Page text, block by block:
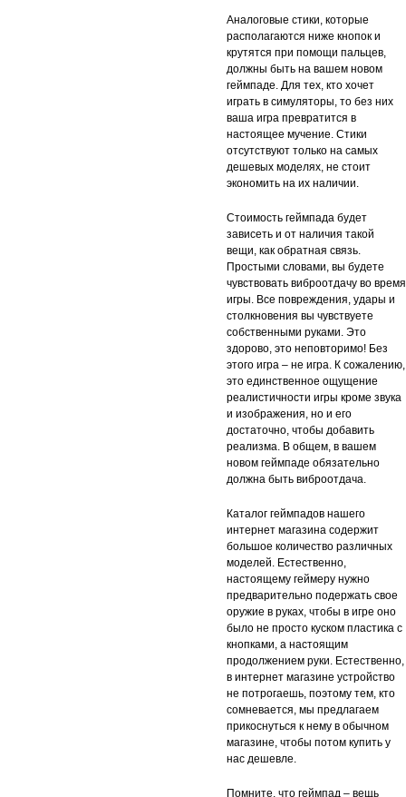
Аналоговые стики, которые
располагаются ниже кнопок и
крутятся при помощи пальцев,
должны быть на вашем новом
геймпаде. Для тех, кто хочет
играть в симуляторы, то без них
ваша игра превратится в
настоящее мучение. Стики
отсутствуют только на самых
дешевых моделях, не стоит
экономить на их наличии.
Стоимость геймпада будет
зависеть и от наличия такой
вещи, как обратная связь.
Простыми словами, вы будете
чувствовать виброотдачу во время
игры. Все повреждения, удары и
столкновения вы чувствуете
собственными руками. Это
здорово, это неповторимо! Без
этого игра – не игра. К сожалению,
это единственное ощущение
реалистичности игры кроме звука
и изображения, но и его
достаточно, чтобы добавить
реализма. В общем, в вашем
новом геймпаде обязательно
должна быть виброотдача.
Каталог геймпадов нашего
интернет магазина содержит
большое количество различных
моделей. Естественно,
настоящему геймеру нужно
предварительно подержать свое
оружие в руках, чтобы в игре оно
было не просто куском пластика с
кнопками, а настоящим
продолжением руки. Естественно,
в интернет магазине устройство
не потрогаешь, поэтому тем, кто
сомневается, мы предлагаем
прикоснуться к нему в обычном
магазине, чтобы потом купить у
нас дешевле.
Помните, что геймпад – вещь